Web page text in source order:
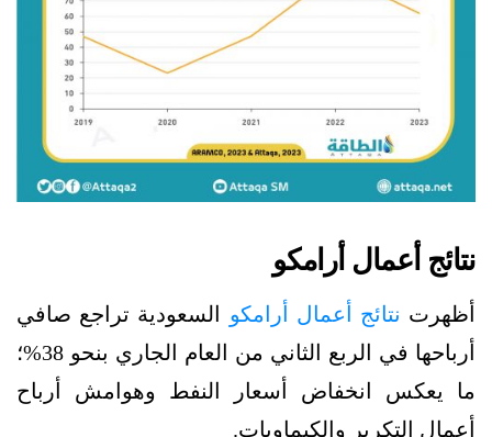
نتائج أعمال أرامكو
أظهرت نتائج أعمال أرامكو السعودية تراجع صافي
أرباحها في الربع الثاني من العام الجاري بنحو 38%؛
ما يعكس انخفاض أسعار النفط وهوامش أرباح
أعمال التكرير والكيماويات.